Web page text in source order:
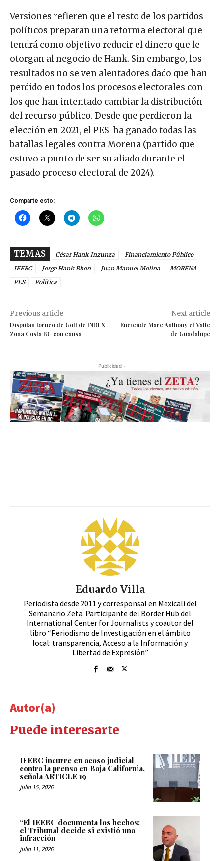
Versiones refieren que el resto de los partidos
políticos preparan una reforma electoral que
tendrá como objetivo reducir el dinero que le
otorgan al negocio de Hank. Sin embargo, los
resultados no se ven alentadores dado que han
perdido en todos los procesos electorales con
los que han intentado cambiar la distribución
del recurso público. Desde que perdieron la
elección en 2021, el PES, ha ganado todas las
batallas legales contra Morena (partido que
estuvo a punto de ser su aliado durante el
pasado proceso electoral de 2024).
Comparte esto:
TEMAS César Hank Inzunza
Financiamiento Público
IEEBC
Jorge Hank Rhon Juan Manuel Molina
MORENA
PES
Política
Previous article
Disputan torneo de Golf de INDEX
Zona Costa BC con causa
Next article
Enciende Marc Anthony el Valle
de Guadalupe
- Publicidad -
Eduardo Villa
Periodista desde 2011 y corresponsal en Mexicali del
Semanario Zeta. Participante del Border Hub del
International Center for Journalists y coautor del
libro “Periodismo de Investigación en el ámbito
local: transparencia, Acceso a la Información y
Libertad de Expresión”
Autor(a)
Puede interesarte
IEEBC incurre en acoso judicial
contra la prensa en Baja California,
señala ARTICLE 19
julio 15, 2026
“El IEEBC documenta los hechos;
el Tribunal decide si existió una
infracción
julio 11, 2026